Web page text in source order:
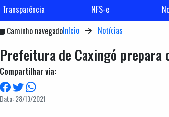
Transparência NFS-e
Caminho navegadoInício Notícias
Prefeitura de Caxingó prepara
Compartilhar via:
Data: 28/10/2021